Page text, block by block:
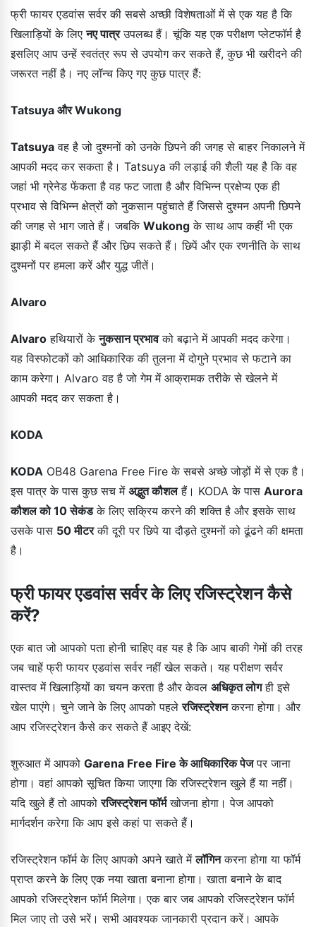
फ्री फायर एडवांस सर्वर की सबसे अच्छी विशेषताओं में से एक यह है कि
खिलाड़ियों के लिएनए पात्रउपलब्ध हैं। चूंकि यह एक परीक्षण प्लेटफॉर्म है
इसलिए आप उन्हें स्वतंत्र रूप से उपयोग कर सकते हैं, कुछ भी खरीदने की
जरूरत नहीं है। नए लॉन्च किए गए कुछ पात्र हैं:
Tatsuya और Wukong
Tatsuya वह है जो दुश्मनों को उनके छिपने की जगह से बाहर निकालने में
आपकी मदद कर सकता है। Tatsuya की लड़ाई की शैली यह है कि वह
जहां भी ग्रेनेड फेंकता है वह फट जाता है और विभिन्न प्रक्षेप्य एक ही
प्रभाव से विभिन्न क्षेत्रों को नुकसान पहुंचाते हैं जिससे दुश्मन अपनी छिपने
की जगह से भाग जाते हैं। जबकि Wukong के साथ आप कहीं भी एक
झाड़ी में बदल सकते हैं और छिप सकते हैं। छिपें और एक रणनीति के साथ
दुश्मनों पर हमला करें और युद्ध जीतें।
Alvaro
Alvaro हथियारों केनुकसान प्रभावको बढ़ाने में आपकी मदद करेगा।
यह विस्फोटकों को आधिकारिक की तुलना में दोगुने प्रभाव से फटाने का
काम करेगा। Alvaro वह है जो गेम में आक्रामक तरीके से खेलने में
आपकी मदद कर सकता है।
KODA
KODA OB48 Garena Free Fire के सबसे अच्छे जोड़ों में से एक है।
इस पात्र के पास कुछ सच में अद्भुत कौशलहैं। KODA के पास Aurora
कौशल को 10 सेकंडके लिए सक्रिय करने की शक्ति है और इसके साथ
उसके पास 50 मीटरकी दूरी पर छिपे या दौड़ते दुश्मनों को ढूंढने की क्षमता
है।
फ्री फायर एडवांस सर्वर के लिए रजिस्ट्रेशन कैसे
करें?
एक बात जो आपको पता होनी चाहिए वह यह है कि आप बाकी गेमों की तरह
जब चाहें फ्री फायर एडवांस सर्वर नहीं खेल सकते। यह परीक्षण सर्वर
वास्तव में खिलाड़ियों का चयन करता है और केवल अधिकृत लोगही इसे
खेल पाएंगे। चुने जाने के लिए आपको पहलेरजिस्ट्रेशनकरना होगा। और
आप रजिस्ट्रेशन कैसे कर सकते हैं आइए देखें:
शुरुआत में आपको Garena Free Fire के आधिकारिक पेजपर जाना
होगा। वहां आपको सूचित किया जाएगा कि रजिस्ट्रेशन खुले हैं या नहीं।
यदि खुले हैं तो आपकोरजिस्ट्रेशन फॉर्मखोजना होगा। पेज आपको
मार्गदर्शन करेगा कि आप इसे कहां पा सकते हैं।
रजिस्ट्रेशन फॉर्म के लिए आपको अपने खाते मेंलॉगिनकरना होगा या फॉर्म
प्राप्त करने के लिए एक नया खाता बनाना होगा। खाता बनाने के बाद
आपको रजिस्ट्रेशन फॉर्म मिलेगा। एक बार जब आपको रजिस्ट्रेशन फॉर्म
मिल जाए तो उसे भरें। सभी आवश्यक जानकारी प्रदान करें। आपके